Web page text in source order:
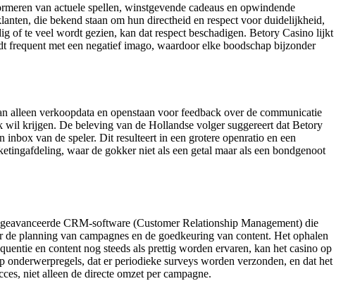
van actuele spellen, winstgevende cadeaus en opwindende
die bekend staan om hun directheid en respect voor duidelijkheid,
of te veel wordt gezien, kan dat respect beschadigen. Betory Casino lijkt
frequent met een negatief imago, waardoor elke boodschap bijzonder
verkoopdata en openstaan voor feedback over de communicatie
krijgen. De beleving van de Hollandse volger suggereert dat Betory
van de speler. Dit resulteert in een grotere openratio en een
waar de gokker niet als een getal maar als een bondgenoot
CRM-software (Customer Relationship Management) die
planning van campagnes en de goedkeuring van content. Het ophalen
en content nog steeds als prettig worden ervaren, kan het casino op
dat er periodieke surveys worden verzonden, en dat het
niet alleen de directe omzet per campagne.